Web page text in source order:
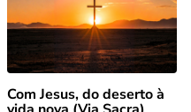
Com Jesus, do deserto à